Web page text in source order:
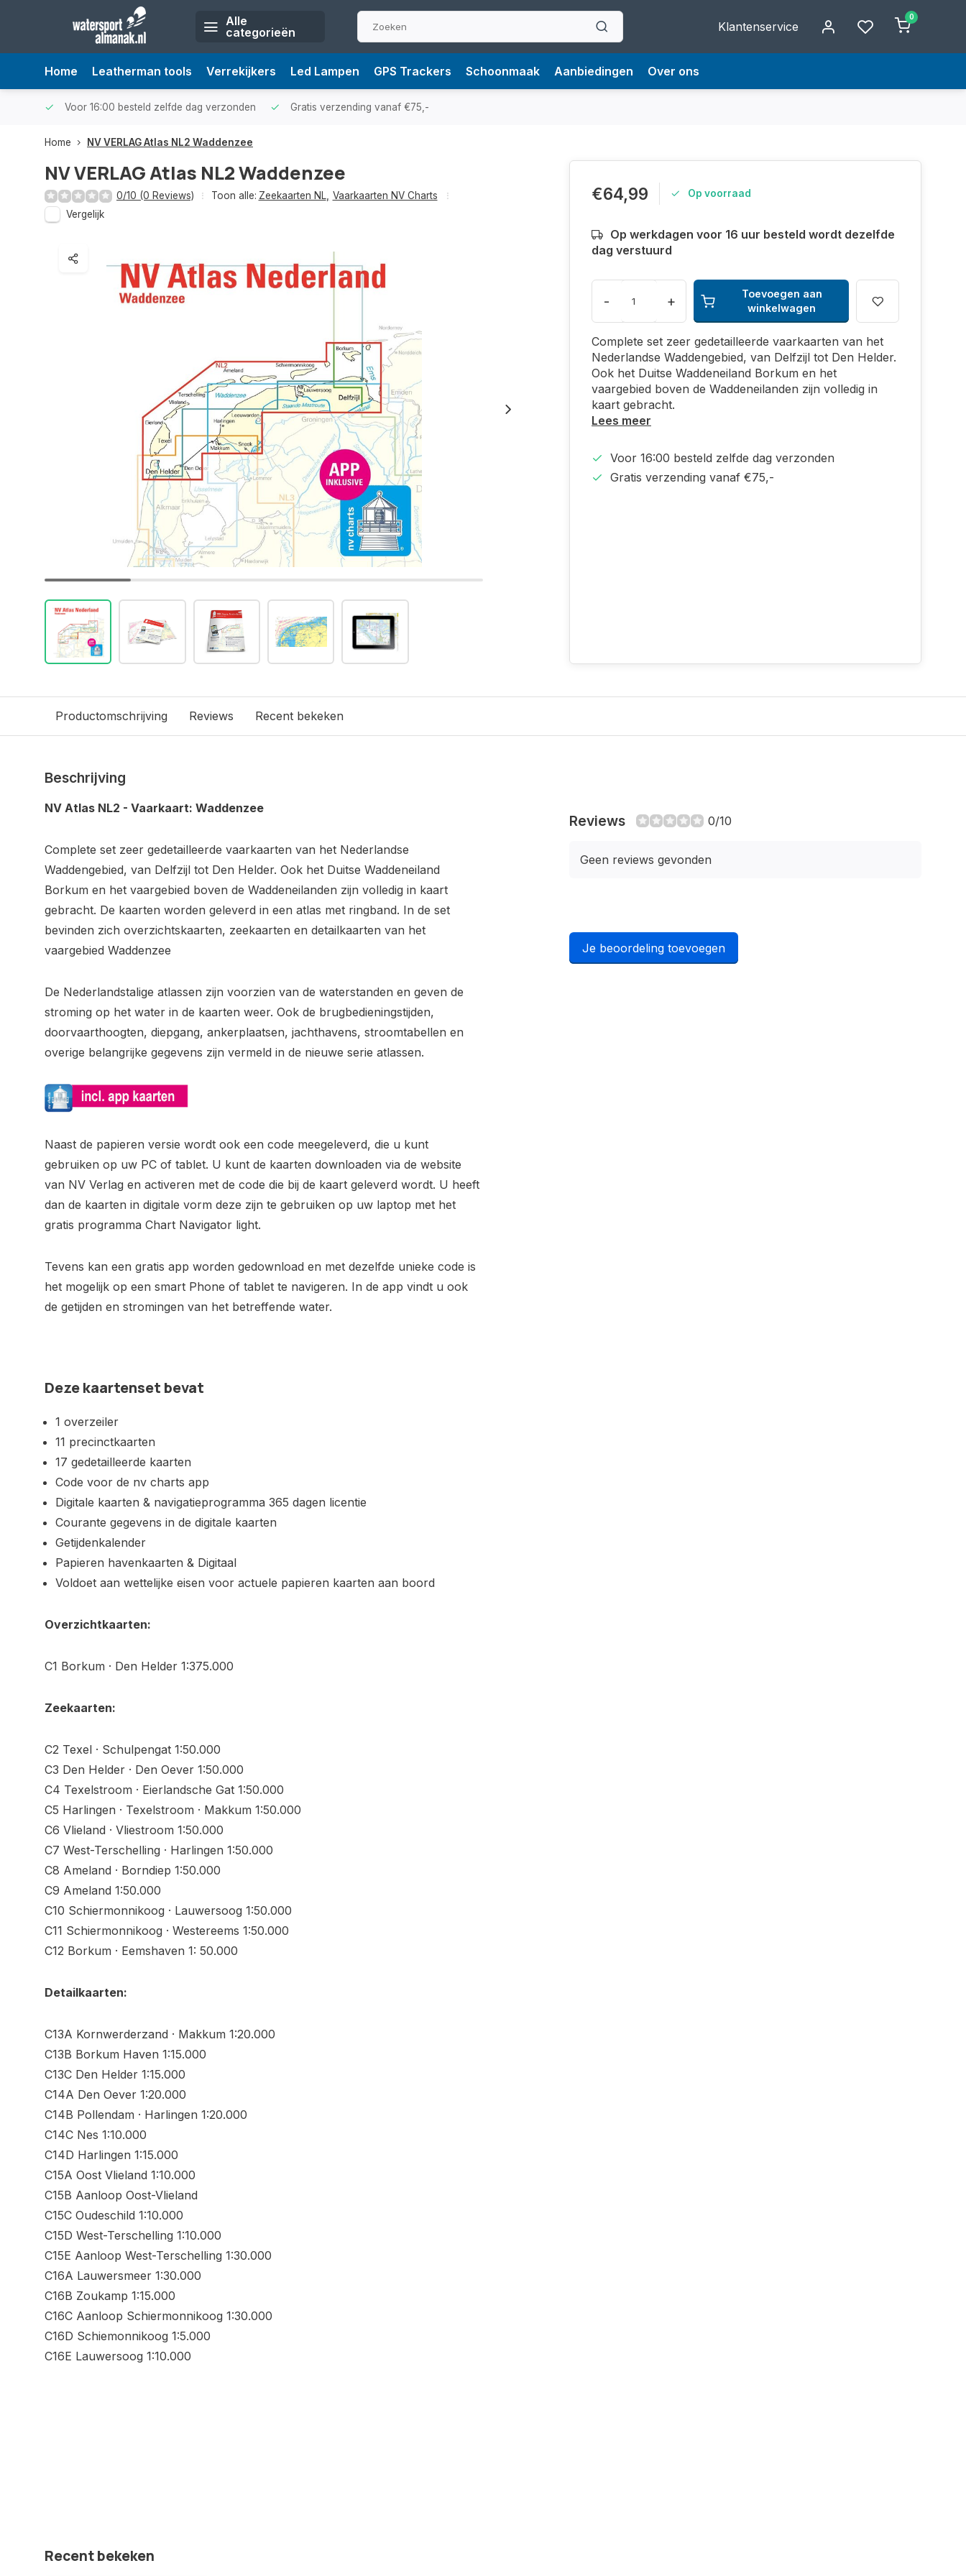
Alle
categorieën
Klantenservice
0
Home Leatherman tools Verrekijkers Led Lampen GPS Trackers Schoonmaak Aanbiedingen Over ons
Voor 16:00 besteld zelfde dag verzonden Gratis verzending vanaf €75,-
Home NV VERLAG Atlas NL2 Waddenzee
NV VERLAG Atlas NL2 Waddenzee
0/10 (0 Reviews) Toon alle: Zeekaarten NL
Vaarkaarten NV Charts
Vergelijk
€64,99 Op voorraad
Op werkdagen voor 16 uur besteld wordt dezelfde
dag verstuurd
- +
Toevoegen aan
winkelwagen
Complete set zeer gedetailleerde vaarkaarten van het
Nederlandse Waddengebied, van Delfzijl tot Den Helder.
Ook het Duitse Waddeneiland Borkum en het
vaargebied boven de Waddeneilanden zijn volledig in
kaart gebracht.
Lees meer
Voor 16:00 besteld zelfde dag verzonden
Gratis verzending vanaf €75,-
Productomschrijving Reviews Recent bekeken
Beschrijving
NV Atlas NL2 - Vaarkaart: Waddenzee
Complete set zeer gedetailleerde vaarkaarten van het Nederlandse
Waddengebied, van Delfzijl tot Den Helder. Ook het Duitse Waddeneiland
Borkum en het vaargebied boven de Waddeneilanden zijn volledig in kaart
gebracht. De kaarten worden geleverd in een atlas met ringband. In de set
bevinden zich overzichtskaarten, zeekaarten en detailkaarten van het
vaargebied Waddenzee
De Nederlandstalige atlassen zijn voorzien van de waterstanden en geven de
stroming op het water in de kaarten weer. Ook de brugbedieningstijden,
doorvaarthoogten, diepgang, ankerplaatsen, jachthavens, stroomtabellen en
overige belangrijke gegevens zijn vermeld in de nieuwe serie atlassen.
Naast de papieren versie wordt ook een code meegeleverd, die u kunt
gebruiken op uw PC of tablet. U kunt de kaarten downloaden via de website
van NV Verlag en activeren met de code die bij de kaart geleverd wordt. U heeft
dan de kaarten in digitale vorm deze zijn te gebruiken op uw laptop met het
gratis programma Chart Navigator light.
Tevens kan een gratis app worden gedownload en met dezelfde unieke code is
het mogelijk op een smart Phone of tablet te navigeren. In de app vindt u ook
de getijden en stromingen van het betreffende water.
Deze kaartenset bevat
1 overzeiler
11 precinctkaarten
17 gedetailleerde kaarten
Code voor de nv charts app
Digitale kaarten & navigatieprogramma 365 dagen licentie
Courante gegevens in de digitale kaarten
Getijdenkalender
Papieren havenkaarten & Digitaal
Voldoet aan wettelijke eisen voor actuele papieren kaarten aan boord
Overzichtkaarten:
C1 Borkum · Den Helder 1:375.000
Zeekaarten:
C2 Texel · Schulpengat 1:50.000
C3 Den Helder · Den Oever 1:50.000
C4 Texelstroom · Eierlandsche Gat 1:50.000
C5 Harlingen · Texelstroom · Makkum 1:50.000
C6 Vlieland · Vliestroom 1:50.000
C7 West-Terschelling · Harlingen 1:50.000
C8 Ameland · Borndiep 1:50.000
C9 Ameland 1:50.000
C10 Schiermonnikoog · Lauwersoog 1:50.000
C11 Schiermonnikoog · Westereems 1:50.000
C12 Borkum · Eemshaven 1: 50.000
Detailkaarten:
C13A Kornwerderzand · Makkum 1:20.000
C13B Borkum Haven 1:15.000
C13C Den Helder 1:15.000
C14A Den Oever 1:20.000
C14B Pollendam · Harlingen 1:20.000
C14C Nes 1:10.000
C14D Harlingen 1:15.000
C15A Oost Vlieland 1:10.000
C15B Aanloop Oost-Vlieland
C15C Oudeschild 1:10.000
C15D West-Terschelling 1:10.000
C15E Aanloop West-Terschelling 1:30.000
C16A Lauwersmeer 1:30.000
C16B Zoukamp 1:15.000
C16C Aanloop Schiermonnikoog 1:30.000
C16D Schiemonnikoog 1:5.000
C16E Lauwersoog 1:10.000
Reviews 0/10
Geen reviews gevonden
Je beoordeling toevoegen
Recent bekeken